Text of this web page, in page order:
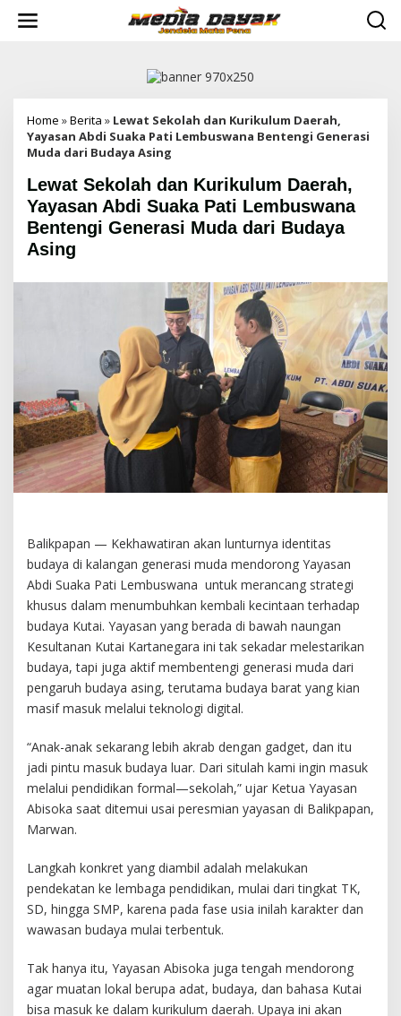
Home »Berita » Lewat Sekolah dan Kurikulum Daerah,
Yayasan Abdi Suaka Pati Lembuswana Bentengi Generasi
Muda dari Budaya Asing
Lewat Sekolah dan Kurikulum Daerah,
Yayasan Abdi Suaka Pati Lembuswana
Bentengi Generasi Muda dari Budaya
Asing
Balikpapan — Kekhawatiran akan lunturnya identitas
budaya di kalangan generasi muda mendorong Yayasan
Abdi Suaka Pati Lembuswana untuk merancang strategi
khusus dalam menumbuhkan kembali kecintaan terhadap
budaya Kutai. Yayasan yang berada di bawah naungan
Kesultanan Kutai Kartanegara ini tak sekadar melestarikan
budaya, tapi juga aktif membentengi generasi muda dari
pengaruh budaya asing, terutama budaya barat yang kian
masif masuk melalui teknologi digital.
“Anak-anak sekarang lebih akrab dengan gadget, dan itu
jadi pintu masuk budaya luar. Dari situlah kami ingin masuk
melalui pendidikan formal—sekolah,” ujar Ketua Yayasan
Abisoka saat ditemui usai peresmian yayasan di Balikpapan,
Marwan.
Langkah konkret yang diambil adalah melakukan
pendekatan ke lembaga pendidikan, mulai dari tingkat TK,
SD, hingga SMP, karena pada fase usia inilah karakter dan
wawasan budaya mulai terbentuk.
Tak hanya itu, Yayasan Abisoka juga tengah mendorong
agar muatan lokal berupa adat, budaya, dan bahasa Kutai
bisa masuk ke dalam kurikulum daerah. Upaya ini akan